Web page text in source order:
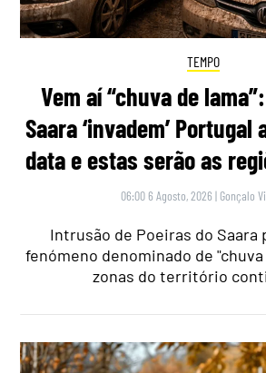
TEMPO
Vem aí “chuva de
Saara ‘invadem’
data e estas serão as
06:00 6 Agosto, 2026 | Gonçalo
Intrusão de Poeiras do Saara
fenómeno denominado de
zonas do território